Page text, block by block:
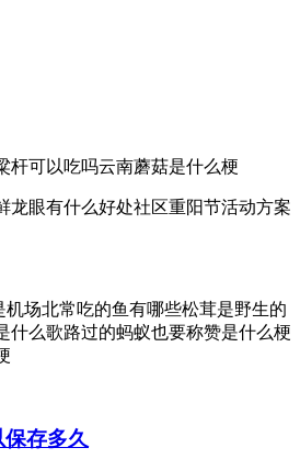
杆可以吃吗云南蘑菇是什么梗
龙眼有什么好处社区重阳节活动方案
机场北常吃的鱼有哪些松茸是野生的
什么歌路过的蚂蚁也要称赞是什么梗
存多久